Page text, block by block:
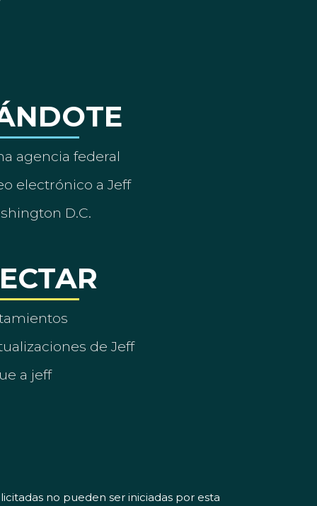
agencia federal
electrónico a Jeff
D.C.
de Jeff
a jeff
no pueden ser iniciadas por esta